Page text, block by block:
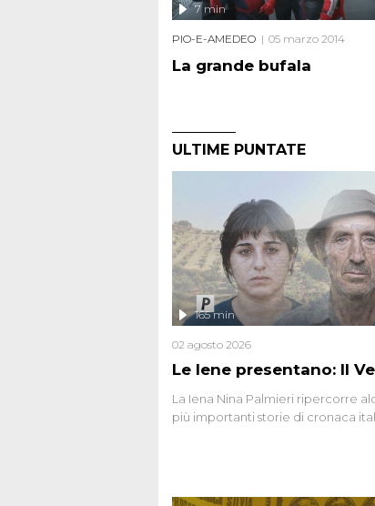
La grande bufala
7 min
PIO-E-AMEDEO 05 marzo 2014
ULTIME PUNTATE
Le Iene presentano: Il
165 min
02 agosto 2026
La Iena Nina Palmieri ripercorre
più importanti storie di cronaca